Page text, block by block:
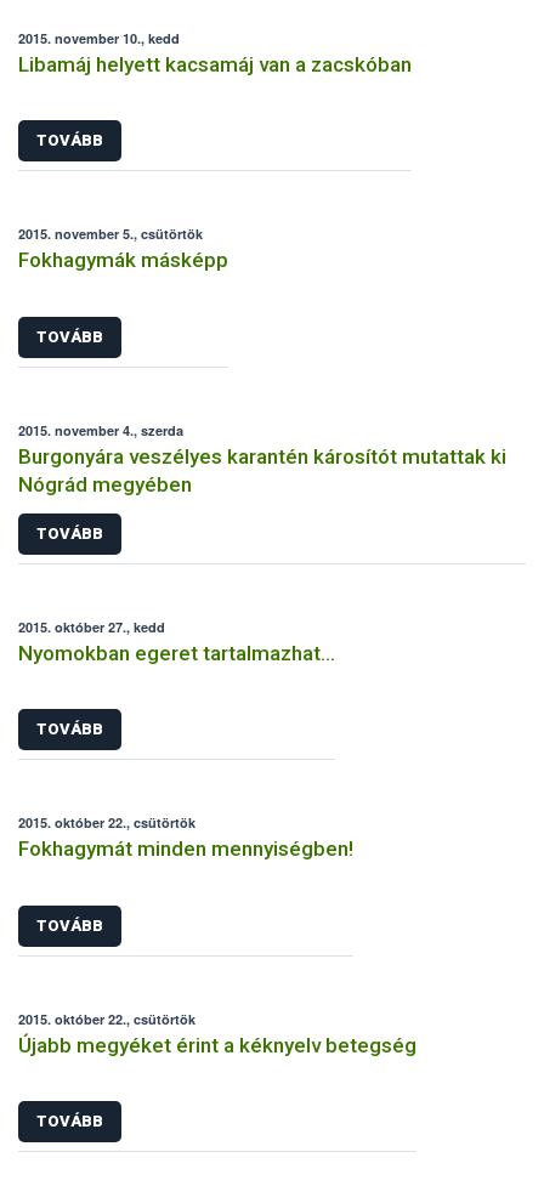
2015. november 10., kedd
Libamáj helyett kacsamáj van a zacskóban
TOVÁBB
2015. november 5., csütörtök
Fokhagymák másképp
TOVÁBB
2015. november 4., szerda
Burgonyára veszélyes karantén károsítót mutattak ki
Nógrád megyében
TOVÁBB
2015. október 27., kedd
Nyomokban egeret tartalmazhat…
TOVÁBB
2015. október 22., csütörtök
Fokhagymát minden mennyiségben!
TOVÁBB
2015. október 22., csütörtök
Újabb megyéket érint a kéknyelv betegség
TOVÁBB